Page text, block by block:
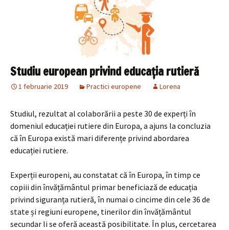
Studiu european privind educația rutieră
1 februarie 2019 Practici europene Lorena
Studiul, rezultat al colaborării a peste 30 de experți în
domeniul educației rutiere din Europa, a ajuns la concluzia
că în Europa există mari diferențe privind abordarea
educației rutiere.
Experții europeni, au constatat că în Europa, în timp ce
copiii din învățământul primar beneficiază de educația
privind siguranța rutieră, în numai o cincime din cele 36 de
state și regiuni europene, tinerilor din învățământul
secundar li se oferă această posibilitate. În plus, cercetarea